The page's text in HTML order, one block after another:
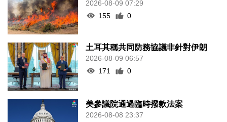
2026-08-09 07:29
155
0
土耳其稱共同防務協議非針對伊朗
2026-08-09 06:57
171
0
美參議院通過臨時撥款法案
2026-08-08 23:37